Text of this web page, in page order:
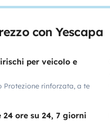
con Yescapa
per veicolo e
Protezione rinforzata, a te
24 ore su 24, 7 giorni